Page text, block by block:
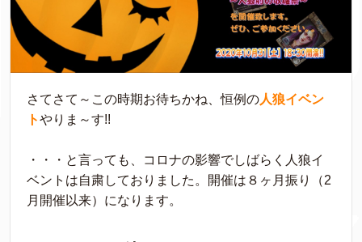
さてさて～この時期お待ちかね、恒例の人狼イベン
トやりま～す!!
・・・と言っても、コロナの影響でしばらく人狼イ
ベントは自粛しておりました。開催は８ヶ月振り（2
月開催以来）になります。